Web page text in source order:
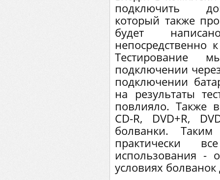
подключить
который также
будет
непосредственно
Тестирование
подключении
подключении
на результаты
повлияло. Также
CD-R, DVD+R,
болванки.
практически
использования -
условиях